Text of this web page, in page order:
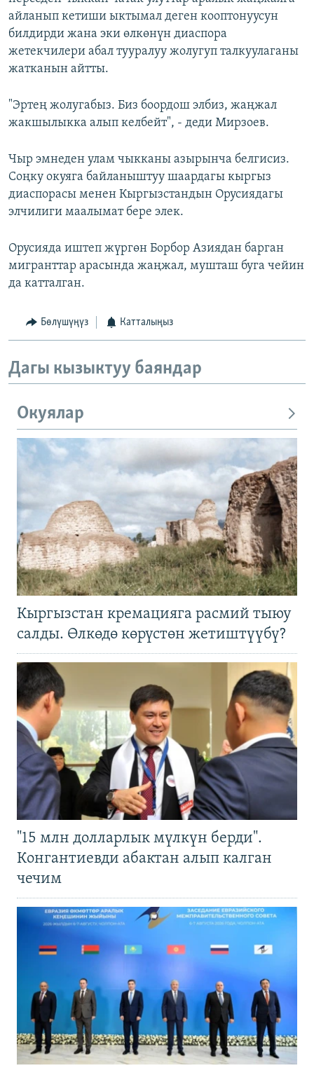
айланып кетиши ыктымал деген кооптонуусун
билдирди жана эки өлкөнүн диаспора
жетекчилери абал тууралуу жолугуп талкуулаганы
жатканын айтты.
"Эртең жолугабыз. Биз боордош элбиз, жаңжал
жакшылыкка алып келбейт", - деди Мирзоев.
Чыр эмнеден улам чыкканы азырынча белгисиз.
Соңку окуяга байланыштуу шаардагы кыргыз
диаспорасы менен Кыргызстандын Орусиядагы
элчилиги маалымат бере элек.
Орусияда иштеп жүргөн Борбор Азиядан барган
мигранттар арасында жаңжал, мушташ буга чейин
да катталган.
Бөлүшүңүз Катталыңыз
Дагы кызыктуу баяндар
Окуялар
Кыргызстан кремацияга расмий тыюу
салды. Өлкөдө көрүстөн жетиштүүбү?
"15 млн долларлык мүлкүн берди".
Конгантиевди абактан алып калган
чечим